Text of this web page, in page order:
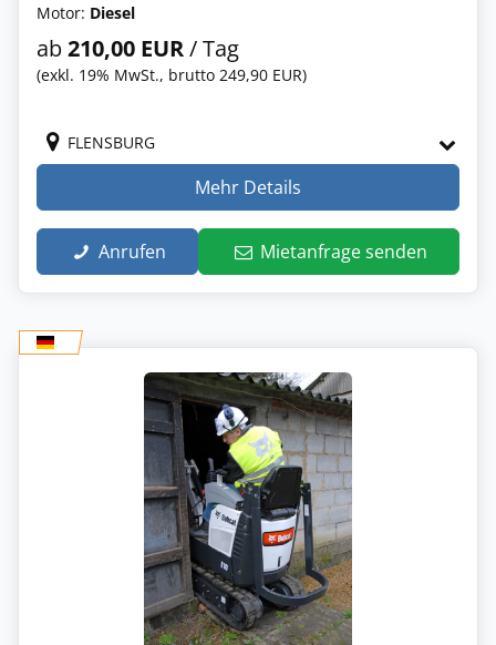
Motor: Diesel
ab210,00 EUR/ Tag
(exkl. 19% MwSt., brutto 249,90 EUR)
FLENSBURG
Mehr Details
Anrufen Mietanfrage senden